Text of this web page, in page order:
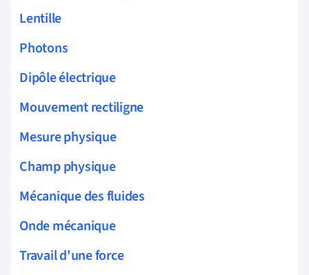
Lentille
Photons
Dipôle électrique
Mouvement rectiligne
Mesure physique
Champ physique
Mécanique des fluides
Onde mécanique
Travail d'une force